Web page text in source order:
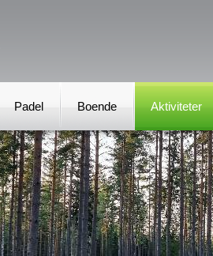
Padel Boende Aktiviteter